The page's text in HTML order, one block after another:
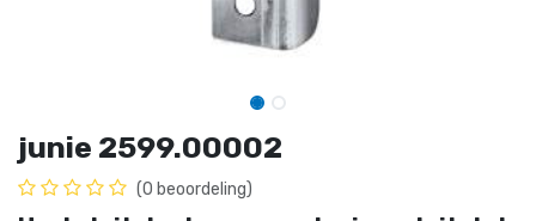
junie 2599.00002
(0 beoordeling)